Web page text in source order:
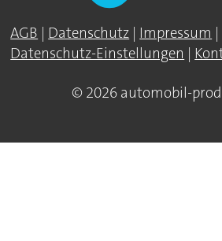
AGB | Datenschutz | Impressum |
Datenschutz-Einstellungen |
© 2026 automobil-